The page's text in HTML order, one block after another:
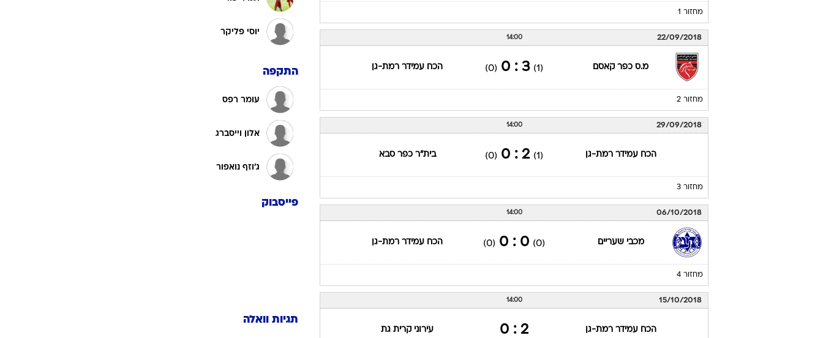
מחזור 1
22/09/2018
14:00
מ.ס כפר קאסם (1)
3 : 0
(0) הכח עמידר רמת-גן
מחזור 2
29/09/2018
14:00
הכח עמידר רמת-גן (1)
2 : 0
(0) בית"ר כפר סבא
מחזור 3
06/10/2018
14:00
מכבי שעריים (0)
0 : 0
(0) הכח עמידר רמת-גן
מחזור 4
15/10/2018
14:00
הכח עמידר רמת-גן 2 : 0 עירוני קרית גת
יוסי פליקר
התקפה
עומר רפס
אלון וייסברג
ג'וזף נואפור
פייסבוק
תגיות וואלה